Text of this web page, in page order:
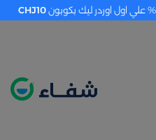
CHJ10